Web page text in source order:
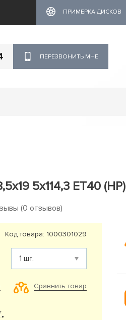
ПРИМЕРКА ДИСКОВ
ПЕРЕЗВОНИТЬ МНЕ
5x114,3 ET40 (HP)
(0 отзывов)
Код товара: 1000301029
Сравнить товар